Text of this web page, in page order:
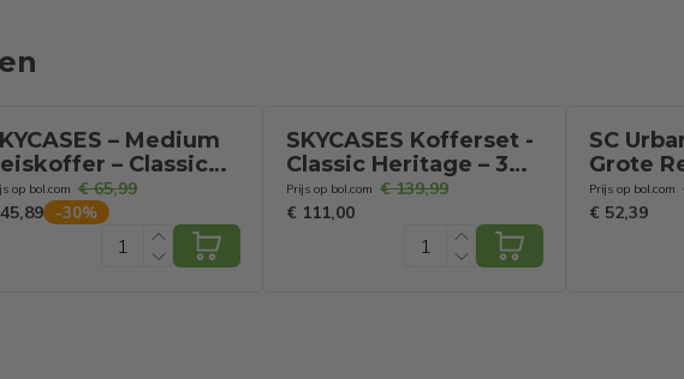
– Medium
– Classic
–
– TSA
– 66x45x26 cm –
– M Rolkoffer –
op bol.com € 65,99
-30%
SKYCASES Kofferset -
Classic Heritage – 3
Delig – Handbagage &
Check-in Koffers –
36L/63L/100L – TSA
Slot – 360° geruisloze
Prijs op bol.com € 139,99
€ 111,00
SC
Grote
Prijs op bol.com
€ 52,39